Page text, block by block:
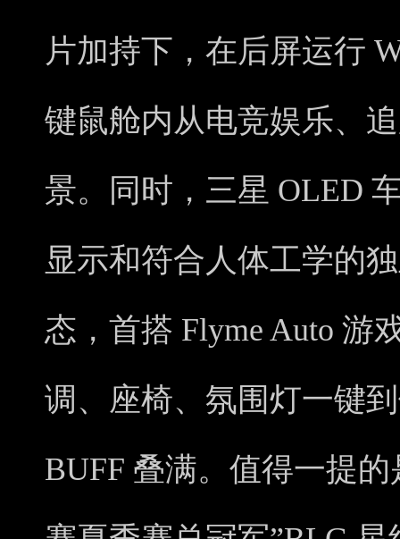
片加持下，在后屏运行
键鼠舱内从电竞娱乐、
景。同时，三星 OLED
显示和符合人体工学的
态，首搭 Flyme Auto 游
调、座椅、氛围灯一键
BUFF 叠满。值得一提